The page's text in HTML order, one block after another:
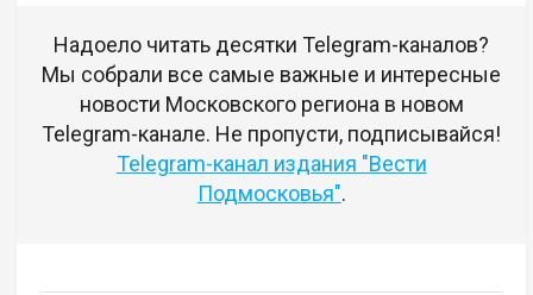
Надоело читать десятки Telegram-каналов?
Мы собрали все самые важные и интересные
новости Московского региона в новом
Telegram-канале. Не пропусти, подписывайся!
Telegram-канал издания "Вести
Подмосковья".